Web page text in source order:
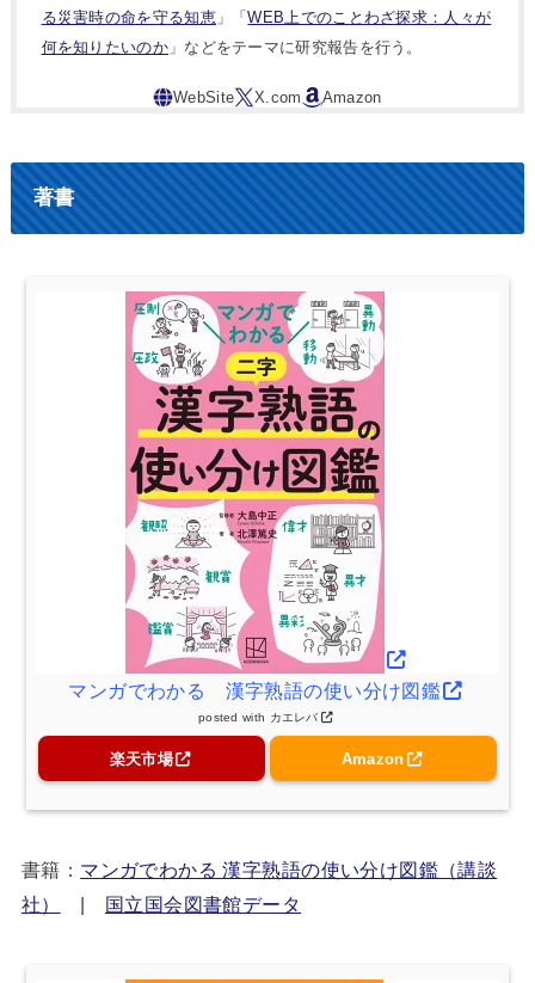
る災害時の命を守る知恵」「WEB上でのことわざ探求：人々が
何を知りたいのか」などをテーマに研究報告を行う。
著書
マンガでわかる 漢字熟語の使い分け図鑑
posted with カエレバ
楽天市場 Amazon
書籍： マンガでわかる 漢字熟語の使い分け図鑑（講談
社）
| 国立国会図書館データ